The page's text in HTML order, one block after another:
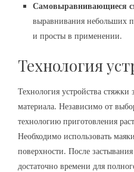
Самовыравнивающиеся
выравнивания небольших
и просты в применении.
Технология
Технология устройства стяжки
материала. Независимо от
технологию приготовления
Необходимо использовать
поверхности. После
достаточно времени для